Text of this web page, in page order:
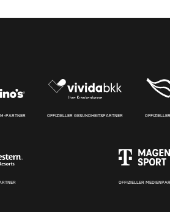
PARTNER OFFIZIELLER GESUNDHEITSPARTNER
OFFIZIELLER